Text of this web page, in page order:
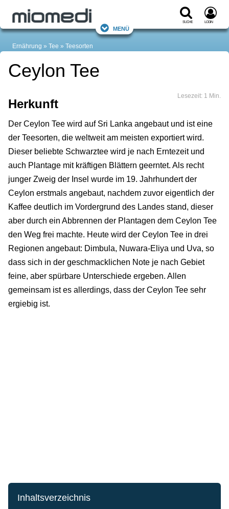
Suche Login
Menü
Ernährung Tee Teesorten
Ceylon Tee
Lesezeit: 1 Min.
Herkunft
Der Ceylon Tee wird auf Sri Lanka angebaut und ist eine
der Teesorten, die weltweit am meisten exportiert wird.
Dieser beliebte Schwarztee wird je nach Erntezeit und
auch Plantage mit kräftigen Blättern geerntet. Als recht
junger Zweig der Insel wurde im 19. Jahrhundert der
Ceylon erstmals angebaut, nachdem zuvor eigentlich der
Kaffee deutlich im Vordergrund des Landes stand, dieser
aber durch ein Abbrennen der Plantagen dem Ceylon Tee
den Weg frei machte. Heute wird der Ceylon Tee in drei
Regionen angebaut: Dimbula, Nuwara-Eliya und Uva, so
dass sich in der geschmacklichen Note je nach Gebiet
feine, aber spürbare Unterschiede ergeben. Allen
gemeinsam ist es allerdings, dass der Ceylon Tee sehr
ergiebig ist.
Inhaltsverzeichnis